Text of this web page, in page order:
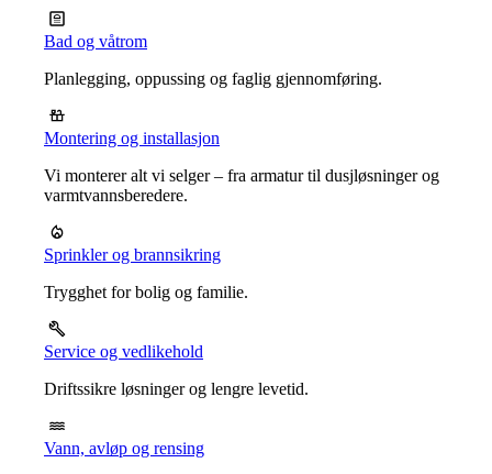
Bad og våtrom
Planlegging, oppussing og faglig gjennomføring.
Montering og installasjon
Vi monterer alt vi selger – fra armatur til dusjløsninger og
varmtvannsberedere.
Sprinkler og brannsikring
Trygghet for bolig og familie.
Service og vedlikehold
Driftssikre løsninger og lengre levetid.
Vann, avløp og rensing